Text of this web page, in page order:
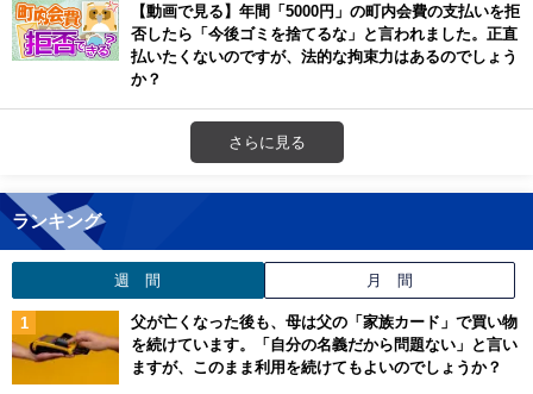
【動画で見る】年間「5000円」の町内会費の支払いを拒
否したら「今後ゴミを捨てるな」と言われました。正直
払いたくないのですが、法的な拘束力はあるのでしょう
か？
さらに見る
ランキング
週 間 月 間
父が亡くなった後も、母は父の「家族カード」で買い物
を続けています。「自分の名義だから問題ない」と言い
ますが、このまま利用を続けてもよいのでしょうか？